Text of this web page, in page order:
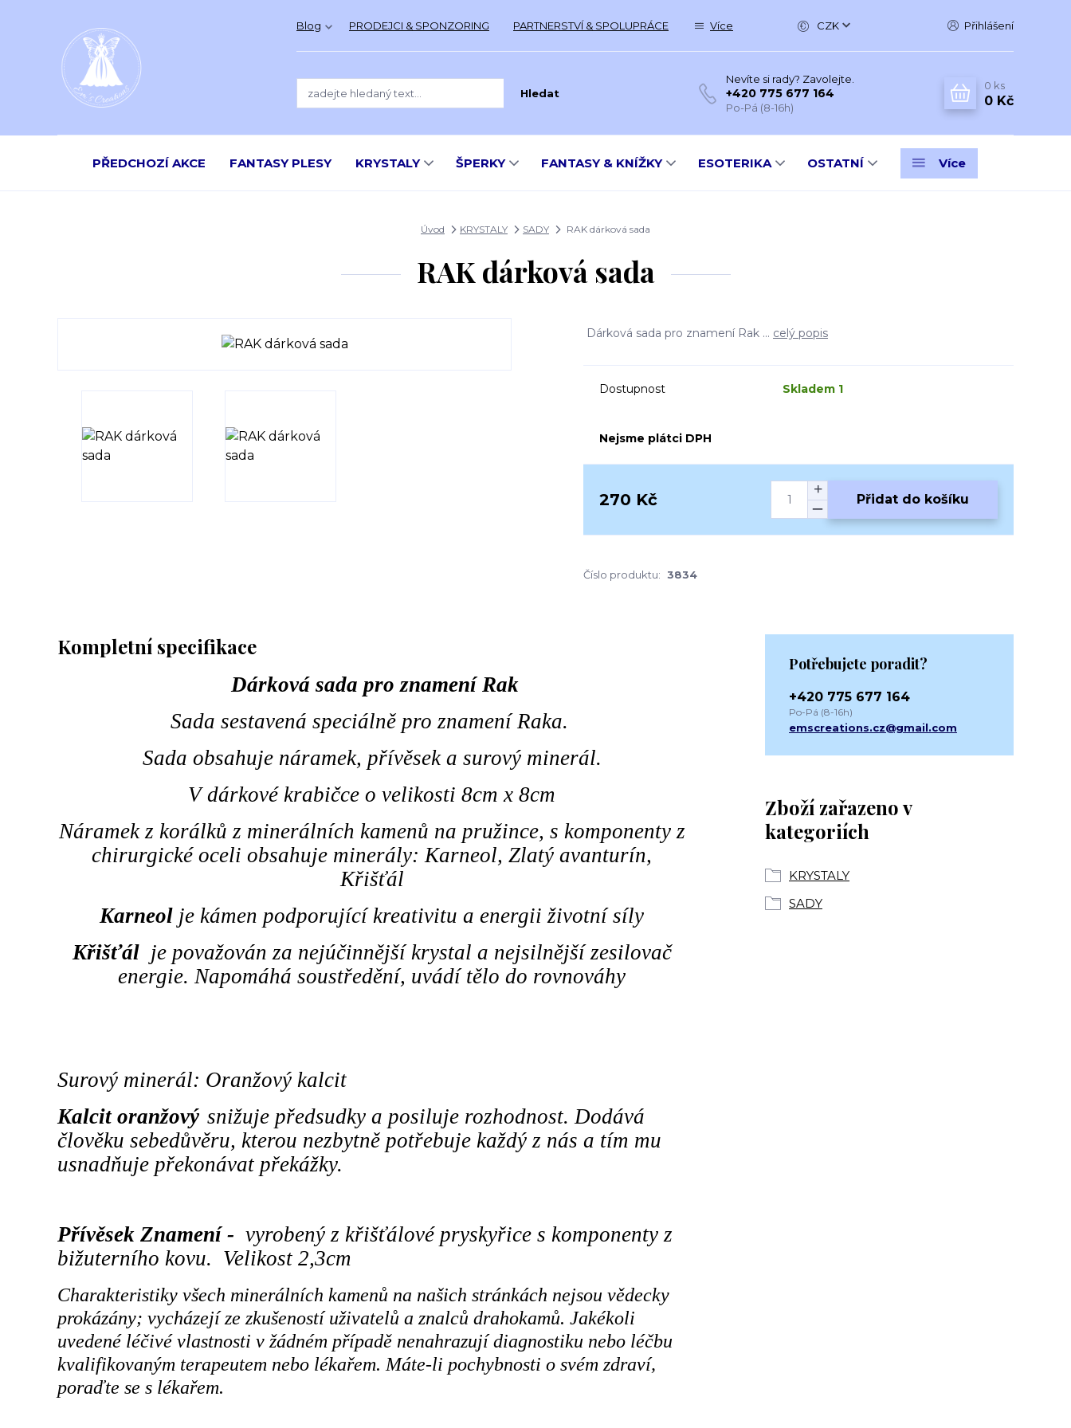
Blog PRODEJCI & SPONZORING PARTNERSTVÍ & SPOLUPRÁCE Více CZK Přihlášení
Hledat
Nevíte si rady? Zavolejte.
+420 775 677 164
Po-Pá (8-16h)
0 ks
0 Kč
PŘEDCHOZÍ AKCE FANTASY PLESY KRYSTALY ŠPERKY FANTASY & KNÍŽKY ESOTERIKA OSTATNÍ Více
Úvod KRYSTALY SADY RAK dárková sada
RAK dárková sada
Dárková sada pro znamení Rak ... celý popis
Dostupnost Skladem 1
Nejsme plátci DPH
270 Kč Přidat do košíku
Číslo produktu: 3834
Kompletní specifikace
Dárková sada pro znamení Rak
Sada sestavená speciálně pro znamení Raka.
Sada obsahuje náramek, přívěsek a surový minerál.
V dárkové krabičce o velikosti 8cm x 8cm
Náramek z korálků z minerálních kamenů na pružince, s komponenty z
chirurgické oceli obsahuje minerály: Karneol, Zlatý avanturín,
Křišťál
Karneol je kámen podporující kreativitu a energii životní síly
Křišťálje považován za nejúčinnější krystal a nejsilnější zesilovač
energie. Napomáhá soustředění, uvádí tělo do rovnováhy
Surový minerál: Oranžový kalcit
Kalcit oranžový snižuje předsudky a posiluje rozhodnost. Dodává
člověku sebedůvěru, kterou nezbytně potřebuje každý z nás a tím mu
usnadňuje překonávat překážky.
Přívěsek Znamení - vyrobený z křišťálové pryskyřice s komponenty z
bižuterního kovu. Velikost 2,3cm
Charakteristiky všech minerálních kamenů na našich stránkách nejsou vědecky
prokázány; vycházejí ze zkušeností uživatelů a znalců drahokamů. Jakékoli
uvedené léčivé vlastnosti v žádném případě nenahrazují diagnostiku nebo léčbu
kvalifikovaným terapeutem nebo lékařem. Máte-li pochybnosti o svém zdraví,
poraďte se s lékařem.
Zboží zařazeno v
kategoriích
KRYSTALY
SADY
Potřebujete poradit?
+420 775 677 164
Po-Pá (8-16h)
emscreations.cz@gmail.com